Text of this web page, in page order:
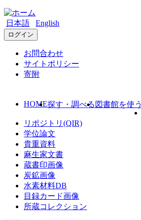
日本語 English
ログイン
お問合わせ
サイトポリシー
寄附
HOME探す・調べる 図書館を使う
リポジトリ(QIR)
学位論文
貴重資料
麻生家文書
蔵書印画像
炭鉱画像
水素材料DB
目録カード画像
所蔵コレクション